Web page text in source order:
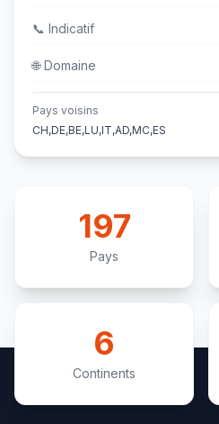
📞 Indicatif
🌐Domaine
Pays voisins
CH,DE,BE,LU,IT,AD,MC,ES
197
Pays
6
Continents